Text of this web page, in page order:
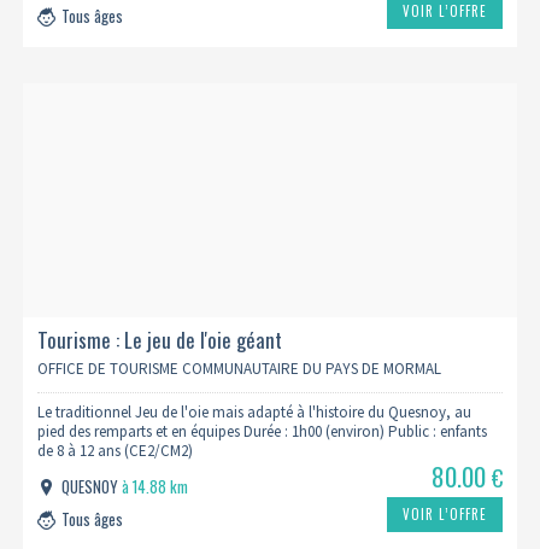
Tous âges
VOIR L’OFFRE
Tourisme : Le jeu de l'oie géant
OFFICE DE TOURISME COMMUNAUTAIRE DU PAYS DE MORMAL
Le traditionnel Jeu de l'oie mais adapté à l'histoire du Quesnoy, au
pied des remparts et en équipes Durée : 1h00 (environ) Public : enfants
de 8 à 12 ans (CE2/CM2)
QUESNOYà 14.88 km
Tous âges
80.00€
VOIR L’OFFRE